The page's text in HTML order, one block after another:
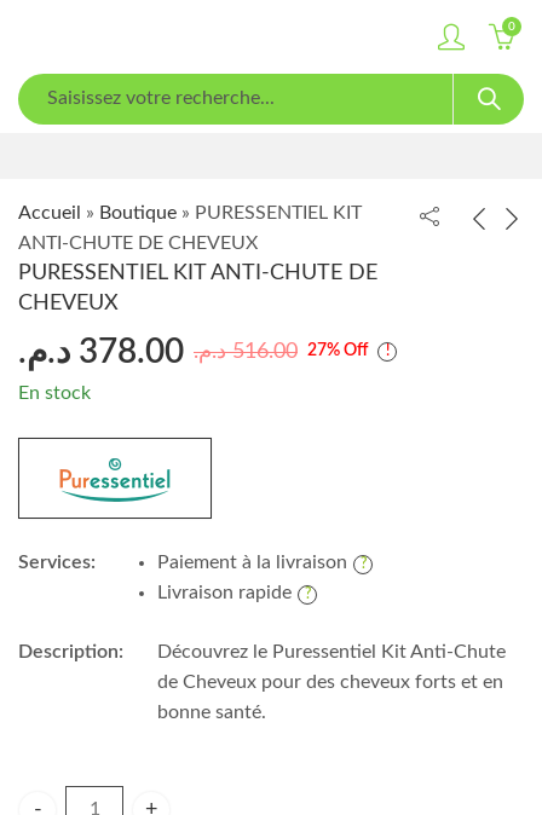
0
Accueil » Boutique » PURESSENTIEL KIT
ANTI-CHUTE DE CHEVEUX
PURESSENTIEL KIT ANTI-CHUTE DE
CHEVEUX
516.00 د.م. 378.00 د.م. 27% Off
En stock
Services:
Paiement à la livraison
Livraison rapide
Description:
Découvrez le Puressentiel Kit Anti-Chute
de Cheveux pour des cheveux forts et en
bonne santé.